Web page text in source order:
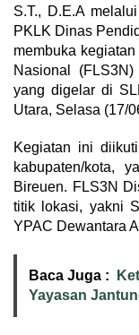
S.T., D.E.A
PKLK Dinas
membuka
Nasional
yang digelar di
Utara, Selasa (17/
Kegiatan ini
kabupaten/kota,
Bireuen. FLS3N
titik lokasi, yakni
YPAC Dewantara
Baca Juga :
Yayasan